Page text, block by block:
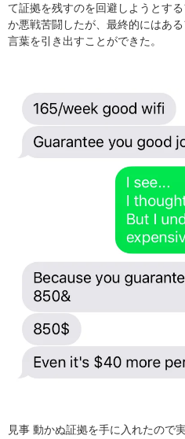
て証拠を残すのを回避しようとす
か悪戦苦闘したが、最終的にはあ
言葉を引き出すことができた。
見事 動かぬ証拠を手に入れたので